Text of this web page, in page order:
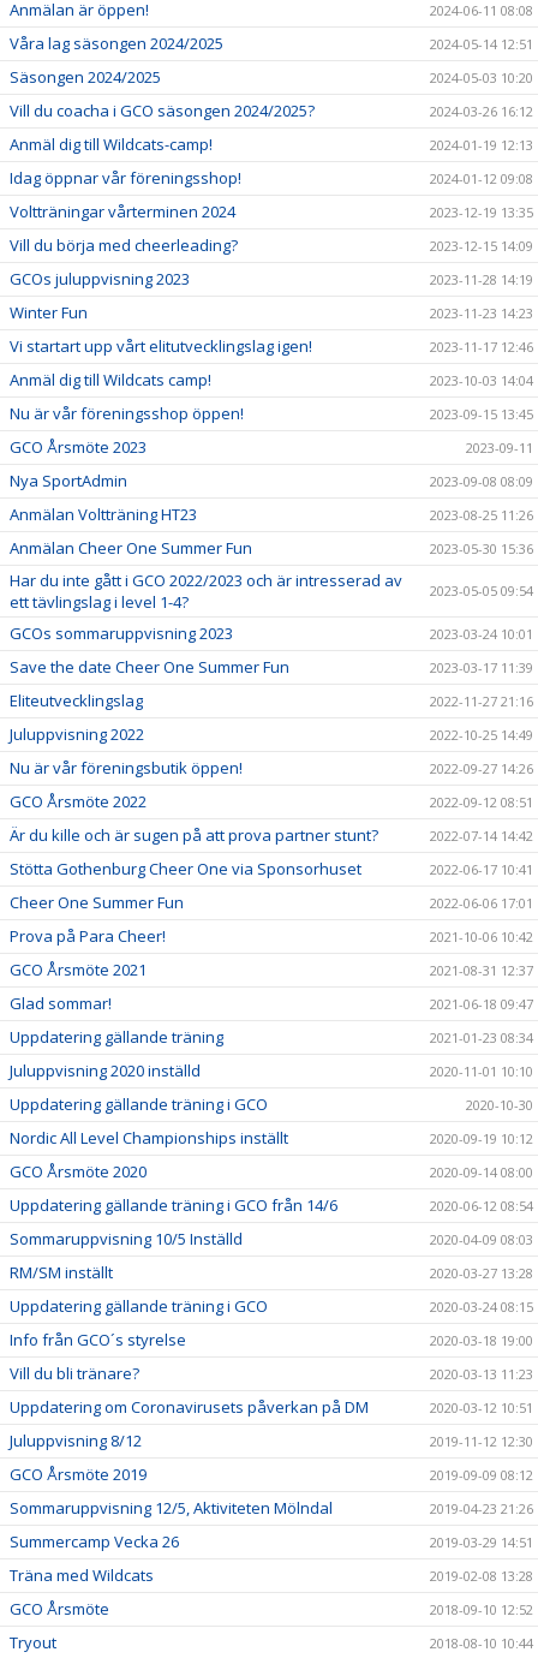
Anmälan är öppen! 2024-06-11 08:08
Våra lag säsongen 2024/2025 2024-05-14 12:51
Säsongen 2024/2025 2024-05-03 10:20
Vill du coacha i GCO säsongen 2024/2025? 2024-03-26 16:12
Anmäl dig till Wildcats-camp! 2024-01-19 12:13
Idag öppnar vår föreningsshop! 2024-01-12 09:08
Voltträningar vårterminen 2024 2023-12-19 13:35
Vill du börja med cheerleading? 2023-12-15 14:09
GCOs juluppvisning 2023 2023-11-28 14:19
Winter Fun 2023-11-23 14:23
Vi startart upp vårt elitutvecklingslag igen! 2023-11-17 12:46
Anmäl dig till Wildcats camp! 2023-10-03 14:04
Nu är vår föreningsshop öppen! 2023-09-15 13:45
GCO Årsmöte 2023 2023-09-11
Nya SportAdmin 2023-09-08 08:09
Anmälan Voltträning HT23 2023-08-25 11:26
Anmälan Cheer One Summer Fun 2023-05-30 15:36
Har du inte gått i GCO 2022/2023 och är intresserad av
ett tävlingslag i level 1-4?
2023-05-05 09:54
GCOs sommaruppvisning 2023 2023-03-24 10:01
Save the date Cheer One Summer Fun 2023-03-17 11:39
Eliteutvecklingslag 2022-11-27 21:16
Juluppvisning 2022 2022-10-25 14:49
Nu är vår föreningsbutik öppen! 2022-09-27 14:26
GCO Årsmöte 2022 2022-09-12 08:51
Är du kille och är sugen på att prova partner stunt? 2022-07-14 14:42
Stötta Gothenburg Cheer One via Sponsorhuset 2022-06-17 10:41
Cheer One Summer Fun 2022-06-06 17:01
Prova på Para Cheer! 2021-10-06 10:42
GCO Årsmöte 2021 2021-08-31 12:37
Glad sommar! 2021-06-18 09:47
Uppdatering gällande träning 2021-01-23 08:34
Juluppvisning 2020 inställd 2020-11-01 10:10
Uppdatering gällande träning i GCO 2020-10-30
Nordic All Level Championships inställt 2020-09-19 10:12
GCO Årsmöte 2020 2020-09-14 08:00
Uppdatering gällande träning i GCO från 14/6 2020-06-12 08:54
Sommaruppvisning 10/5 Inställd 2020-04-09 08:03
RM/SM inställt 2020-03-27 13:28
Uppdatering gällande träning i GCO 2020-03-24 08:15
Info från GCO´s styrelse 2020-03-18 19:00
Vill du bli tränare? 2020-03-13 11:23
Uppdatering om Coronavirusets påverkan på DM 2020-03-12 10:51
Juluppvisning 8/12 2019-11-12 12:30
GCO Årsmöte 2019 2019-09-09 08:12
Sommaruppvisning 12/5, Aktiviteten Mölndal 2019-04-23 21:26
Summercamp Vecka 26 2019-03-29 14:51
Träna med Wildcats 2019-02-08 13:28
GCO Årsmöte 2018-09-10 12:52
Tryout 2018-08-10 10:44